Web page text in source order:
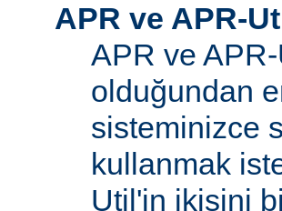
APR ve APR-
APR ve
olduğundan
sisteminizce
kullanmak
Util'in ikisini